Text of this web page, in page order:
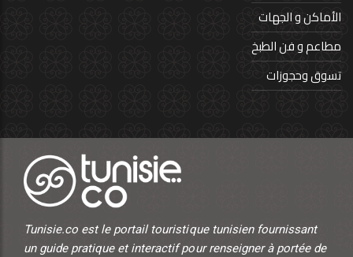
الأماكن و الجهات
مطاعم و فن الطبخ
تسوق وحجوزات
Tunisie.co est le portail touristique tunisien fournissant
un guide pratique et interactif pour renseigner à portée de